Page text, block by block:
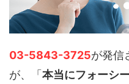
03-5843-3725が発信
が、「 本当にフォーシ